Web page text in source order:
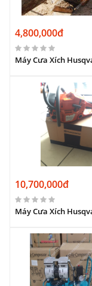
4,800,000đ
10,700,000đ